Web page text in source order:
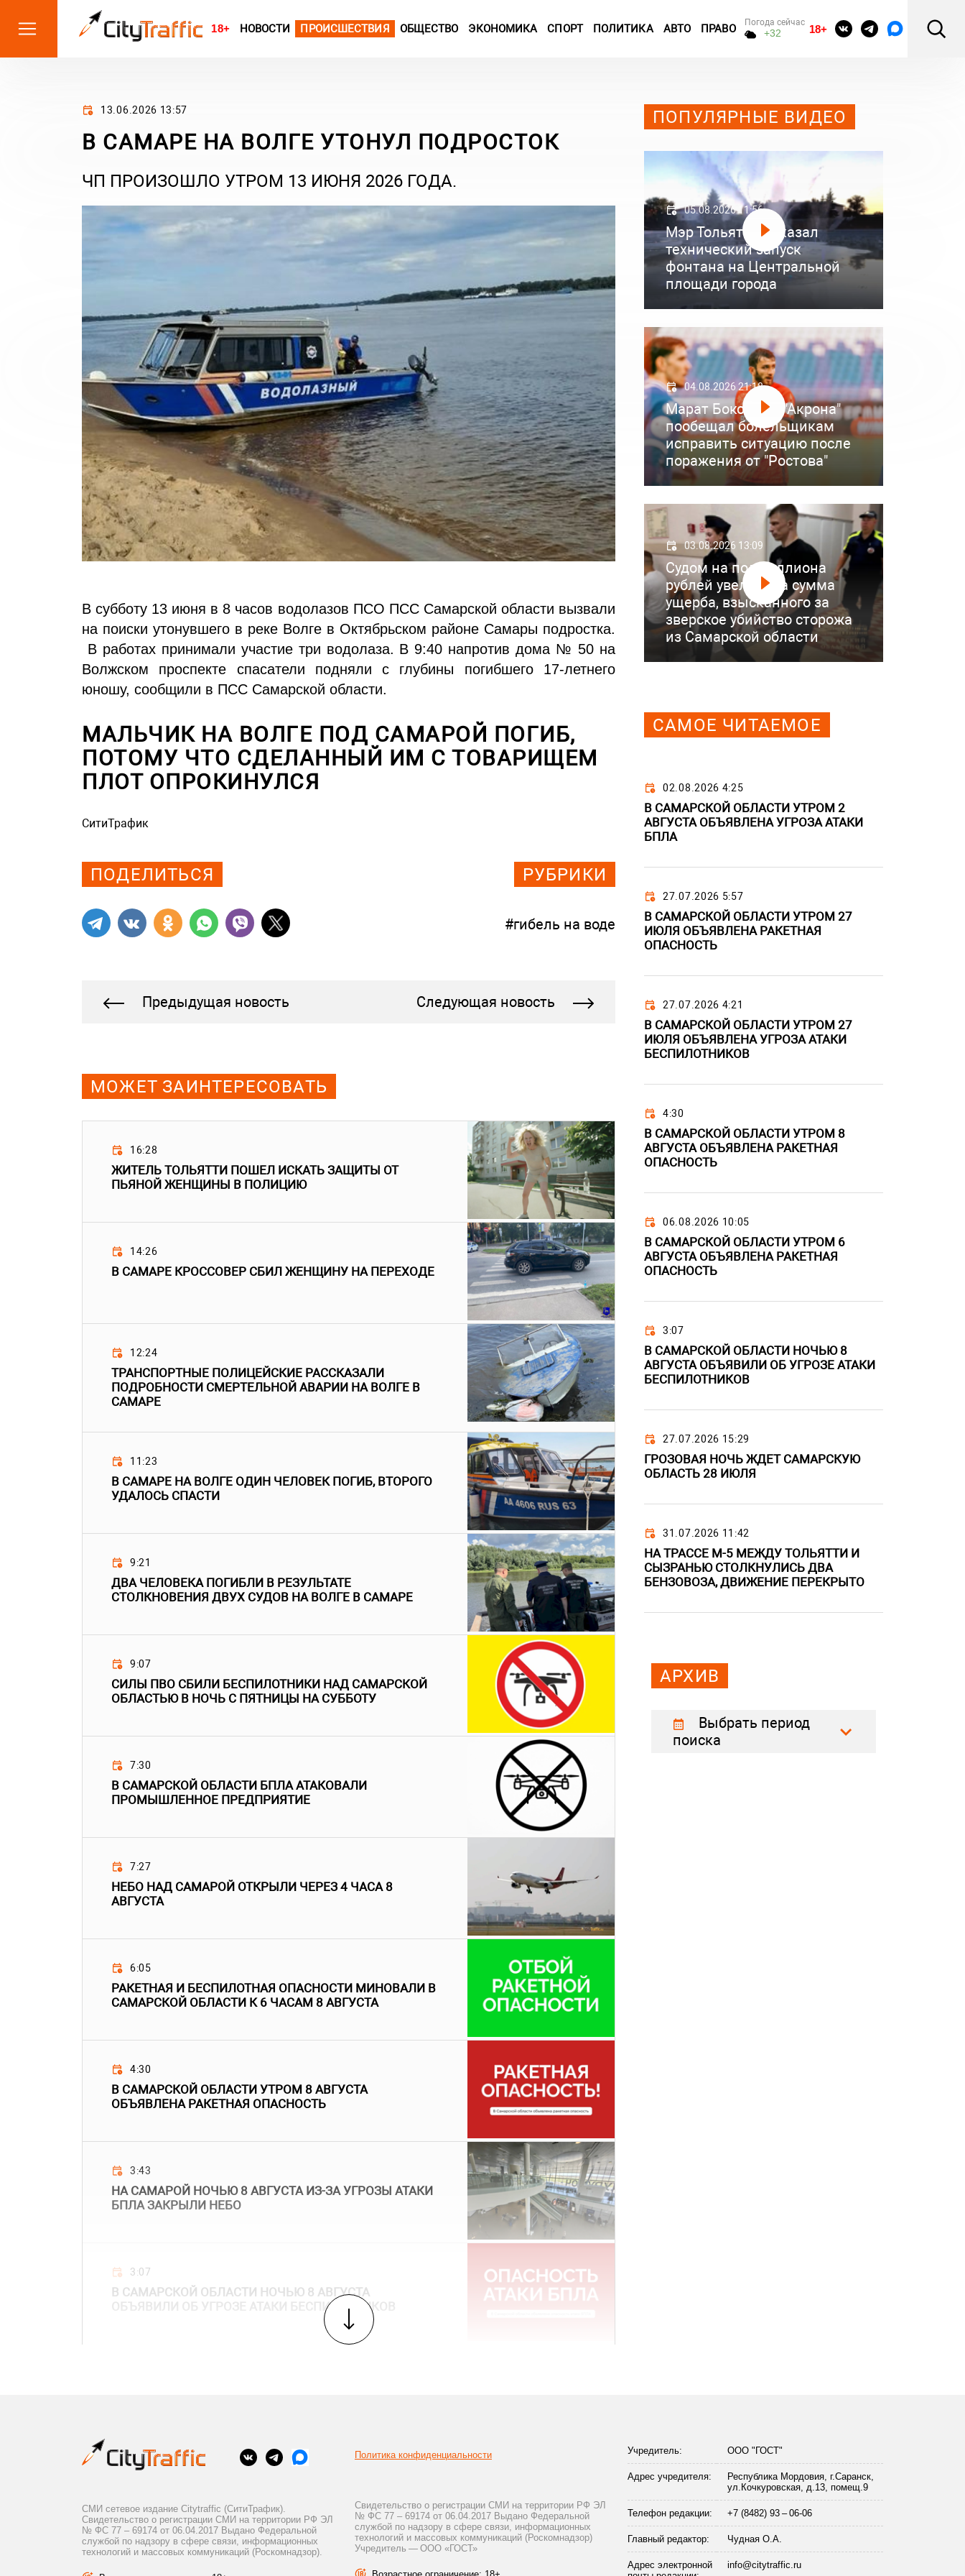
18+ НОВОСТИ ПРОИСШЕСТВИЯ ОБЩЕСТВО ЭКОНОМИКА СПОРТ ПОЛИТИКА АВТО ПРАВО Погода сейчас
+32 18+
13.06.2026 13:57
В САМАРЕ НА ВОЛГЕ УТОНУЛ ПОДРОСТОК
ЧП ПРОИЗОШЛО УТРОМ 13 ИЮНЯ 2026 ГОДА.
В субботу 13 июня в 8 часов водолазов ПСО ПСС Самарской области вызвали
на поиски утонувшего в реке Волге в Октябрьском районе Самары подростка.
В работах принимали участие три водолаза. В 9:40 напротив дома № 50 на
Волжском проспекте спасатели подняли с глубины погибшего 17-летнего
юношу, сообщили в ПСС Самарской области.
МАЛЬЧИК НА ВОЛГЕ ПОД САМАРОЙ ПОГИБ,
ПОТОМУ ЧТО СДЕЛАННЫЙ ИМ С ТОВАРИЩЕМ
ПЛОТ ОПРОКИНУЛСЯ
СитиТрафик
ПОДЕЛИТЬСЯ РУБРИКИ
#гибель на воде
Предыдущая новость Следующая новость
МОЖЕТ ЗАИНТЕРЕСОВАТЬ
16:28
ЖИТЕЛЬ ТОЛЬЯТТИ ПОШЕЛ ИСКАТЬ ЗАЩИТЫ ОТ
ПЬЯНОЙ ЖЕНЩИНЫ В ПОЛИЦИЮ
14:26
В САМАРЕ КРОССОВЕР СБИЛ ЖЕНЩИНУ НА ПЕРЕХОДЕ
12:24
ТРАНСПОРТНЫЕ ПОЛИЦЕЙСКИЕ РАССКАЗАЛИ
ПОДРОБНОСТИ СМЕРТЕЛЬНОЙ АВАРИИ НА ВОЛГЕ В
САМАРЕ
11:23
В САМАРЕ НА ВОЛГЕ ОДИН ЧЕЛОВЕК ПОГИБ, ВТОРОГО
УДАЛОСЬ СПАСТИ
9:21
ДВА ЧЕЛОВЕКА ПОГИБЛИ В РЕЗУЛЬТАТЕ
СТОЛКНОВЕНИЯ ДВУХ СУДОВ НА ВОЛГЕ В САМАРЕ
9:07
СИЛЫ ПВО СБИЛИ БЕСПИЛОТНИКИ НАД САМАРСКОЙ
ОБЛАСТЬЮ В НОЧЬ С ПЯТНИЦЫ НА СУББОТУ
7:30
В САМАРСКОЙ ОБЛАСТИ БПЛА АТАКОВАЛИ
ПРОМЫШЛЕННОЕ ПРЕДПРИЯТИЕ
7:27
НЕБО НАД САМАРОЙ ОТКРЫЛИ ЧЕРЕЗ 4 ЧАСА 8
АВГУСТА
6:05
РАКЕТНАЯ И БЕСПИЛОТНАЯ ОПАСНОСТИ МИНОВАЛИ В
САМАРСКОЙ ОБЛАСТИ К 6 ЧАСАМ 8 АВГУСТА
4:30
В САМАРСКОЙ ОБЛАСТИ УТРОМ 8 АВГУСТА
ОБЪЯВЛЕНА РАКЕТНАЯ ОПАСНОСТЬ
3:43
НА САМАРОЙ НОЧЬЮ 8 АВГУСТА ИЗ-ЗА УГРОЗЫ АТАКИ
БПЛА ЗАКРЫЛИ НЕБО
3:07
В САМАРСКОЙ ОБЛАСТИ НОЧЬЮ 8 АВГУСТА
ОБЪЯВИЛИ ОБ УГРОЗЕ АТАКИ БЕСПИЛОТНИКОВ
ПОПУЛЯРНЫЕ ВИДЕО
05.08.2026 11:56
Мэр Тольятти показал
технический запуск
фонтана на Центральной
площади города
04.08.2026 21:18
Марат Бокоев из "Акрона"
пообещал болельщикам
исправить ситуацию после
поражения от "Ростова"
03.08.2026 13:09
Судом на полмиллиона
рублей увеличена сумма
ущерба, взысканного за
зверское убийство сторожа
из Самарской области
САМОЕ ЧИТАЕМОЕ
02.08.2026 4:25
В САМАРСКОЙ ОБЛАСТИ УТРОМ 2
АВГУСТА ОБЪЯВЛЕНА УГРОЗА АТАКИ
БПЛА
27.07.2026 5:57
В САМАРСКОЙ ОБЛАСТИ УТРОМ 27
ИЮЛЯ ОБЪЯВЛЕНА РАКЕТНАЯ
ОПАСНОСТЬ
27.07.2026 4:21
В САМАРСКОЙ ОБЛАСТИ УТРОМ 27
ИЮЛЯ ОБЪЯВЛЕНА УГРОЗА АТАКИ
БЕСПИЛОТНИКОВ
4:30
В САМАРСКОЙ ОБЛАСТИ УТРОМ 8
АВГУСТА ОБЪЯВЛЕНА РАКЕТНАЯ
ОПАСНОСТЬ
06.08.2026 10:05
В САМАРСКОЙ ОБЛАСТИ УТРОМ 6
АВГУСТА ОБЪЯВЛЕНА РАКЕТНАЯ
ОПАСНОСТЬ
3:07
В САМАРСКОЙ ОБЛАСТИ НОЧЬЮ 8
АВГУСТА ОБЪЯВИЛИ ОБ УГРОЗЕ АТАКИ
БЕСПИЛОТНИКОВ
27.07.2026 15:29
ГРОЗОВАЯ НОЧЬ ЖДЕТ САМАРСКУЮ
ОБЛАСТЬ 28 ИЮЛЯ
31.07.2026 11:42
НА ТРАССЕ М-5 МЕЖДУ ТОЛЬЯТТИ И
СЫЗРАНЬЮ СТОЛКНУЛИСЬ ДВА
БЕНЗОВОЗА, ДВИЖЕНИЕ ПЕРЕКРЫТО
АРХИВ
Выбрать период
поиска
СМИ сетевое издание Citytraffic (СитиТрафик).
Свидетельство о регистрации СМИ на территории РФ ЭЛ
№ ФС 77 – 69174 от 06.04.2017 Выдано Федеральной
службой по надзору в сфере связи, информационных
технологий и массовых коммуникаций (Роскомнадзор).
Политика конфиденциальности
Свидетельство о регистрации СМИ на территории РФ ЭЛ
№ ФС 77 – 69174 от 06.04.2017 Выдано Федеральной
службой по надзору в сфере связи, информационных
технологий и массовых коммуникаций (Роскомнадзор)
Учредитель — ООО «ГОСТ»
Учредитель: ООО "ГОСТ"
Адрес учредителя:
Республика Мордовия, г.Саранск,
ул.Кочкуровская, д.13, помещ.9
Телефон редакции: +7 (8482) 93 – 06-06
Главный редактор: Чудная О.А.
Адрес электронной
info@citytraffic.ru